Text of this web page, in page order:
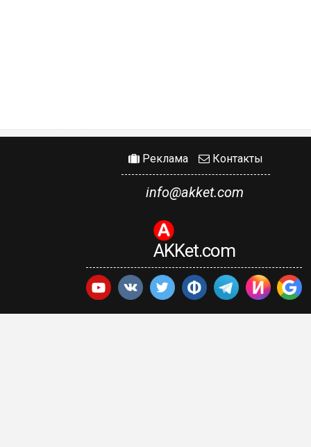
Реклама Контакты
info@akket.com
AKKet.com